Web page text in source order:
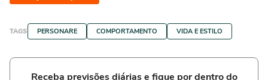
TAGS PERSONARE COMPORTAMENTO VIDA E ESTILO
Receba previsões diárias e fique por dentro do